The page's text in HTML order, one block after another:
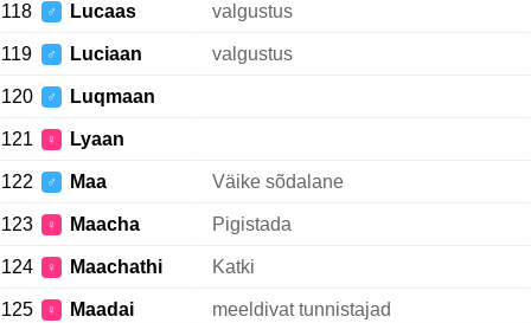
118 ♂ Lucaas valgustus
119 ♂ Luciaan valgustus
120 ♂ Luqmaan
121 ♀ Lyaan
122 ♂ Maa Väike sõdalane
123 ♀ Maacha Pigistada
124 ♀ Maachathi Katki
125 ♀ Maadai meeldivat tunnistajad